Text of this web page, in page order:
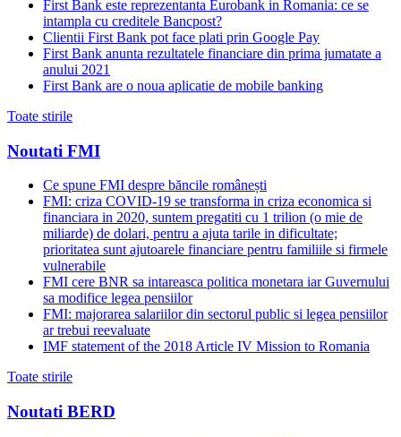
First Bank este reprezentanta Eurobank in Romania: ce se
intampla cu creditele Bancpost?
Clientii First Bank pot face plati prin Google Pay
First Bank anunta rezultatele financiare din prima jumatate a
anului 2021
First Bank are o noua aplicatie de mobile banking
Toate stirile
Noutati FMI
Ce spune FMI despre băncile românești
FMI: criza COVID-19 se transforma in criza economica si
financiara in 2020, suntem pregatiti cu 1 trilion (o mie de
miliarde) de dolari, pentru a ajuta tarile in dificultate;
prioritatea sunt ajutoarele financiare pentru familiile si firmele
vulnerabile
FMI cere BNR sa intareasca politica monetara iar Guvernului
sa modifice legea pensiilor
FMI: majorarea salariilor din sectorul public si legea pensiilor
ar trebui reevaluate
IMF statement of the 2018 Article IV Mission to Romania
Toate stirile
Noutati BERD